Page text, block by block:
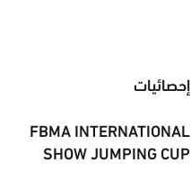
إحصائيات
FBMA INTERNATIONAL
SHOW JUMPING CUP